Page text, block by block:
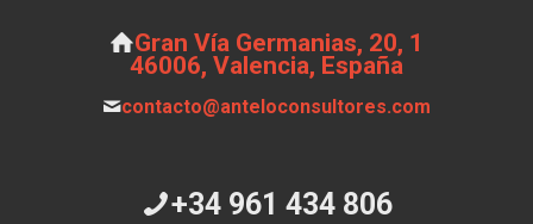
Gran Vía Germanias, 20, 1
46006, Valencia, España
contacto@anteloconsultores.com
+34 961 434 806